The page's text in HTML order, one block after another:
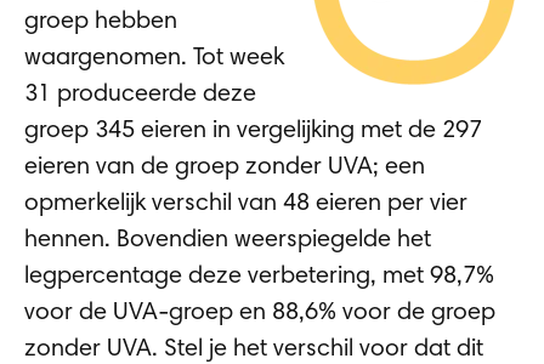
groep hebben
waargenomen. Tot week
31 produceerde deze
groep 345 eieren in vergelijking met de 297
eieren van de groep zonder UVA; een
opmerkelijk verschil van 48 eieren per vier
hennen. Bovendien weerspiegelde het
legpercentage deze verbetering, met 98,7%
voor de UVA-groep en 88,6% voor de groep
zonder UVA. Stel je het verschil voor dat dit